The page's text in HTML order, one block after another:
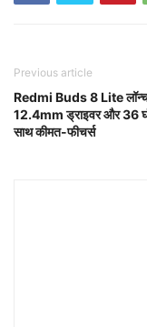
Previous article
Redmi Buds 8 Lite
12.4mm ड्राइवर और 36
साथ कीमत-फीचर्स